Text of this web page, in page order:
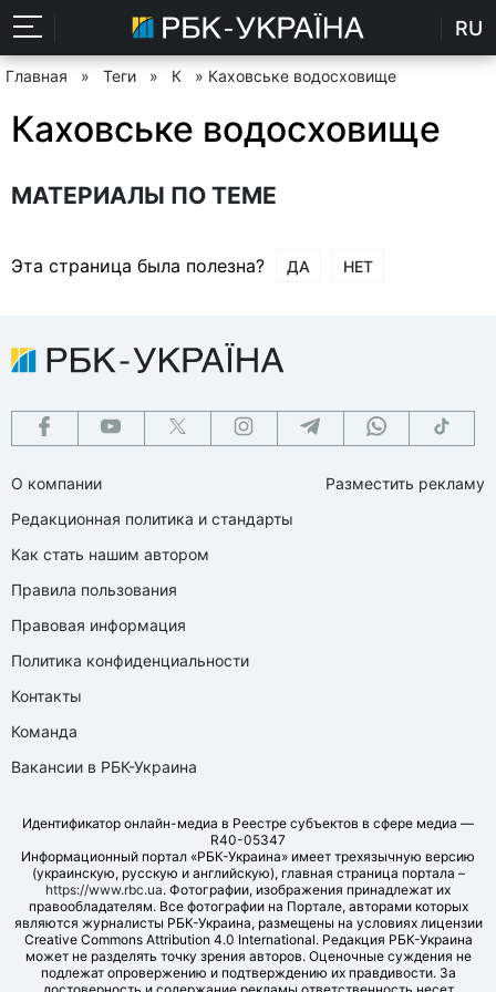
RU
Главная » Теги » К » Каховське водосховище
Каховське водосховище
МАТЕРИАЛЫ ПО ТЕМЕ
Эта страница была полезна? ДА НЕТ
О компании
Редакционная политика и стандарты
Как стать нашим автором
Правила пользования
Правовая информация
Политика конфиденциальности
Контакты
Команда
Вакансии в РБК-Украина
Разместить рекламу
Идентификатор онлайн-медиа в Реестре субъектов в сфере медиа —
R40-05347
Информационный портал «РБК-Украина» имеет трехязычную версию
(украинскую, русскую и английскую), главная страница портала –
https://www.rbc.ua. Фотографии, изображения принадлежат их
правообладателям. Все фотографии на Портале, авторами которых
являются журналисты РБК-Украина, размещены на условиях лицензии
Creative Commons Attribution 4.0 International. Редакция РБК-Украина
может не разделять точку зрения авторов. Оценочные суждения не
подлежат опровержению и подтверждению их правдивости. За